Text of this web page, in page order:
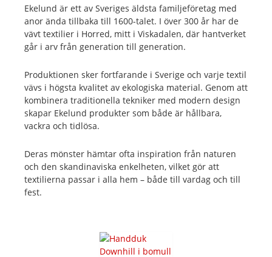
Ekelund är ett av Sveriges äldsta familjeföretag med
anor ända tillbaka till 1600-talet. I över 300 år har de
vävt textilier i Horred, mitt i Viskadalen, där hantverket
går i arv från generation till generation.
Produktionen sker fortfarande i Sverige och varje textil
vävs i högsta kvalitet av ekologiska material. Genom att
kombinera traditionella tekniker med modern design
skapar Ekelund produkter som både är hållbara,
vackra och tidlösa.
Deras mönster hämtar ofta inspiration från naturen
och den skandinaviska enkelheten, vilket gör att
textilierna passar i alla hem – både till vardag och till
fest.